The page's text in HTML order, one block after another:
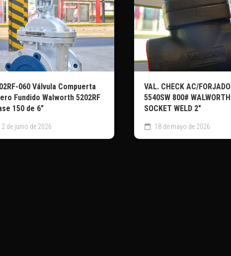
060 Válvula Compuerta
Fundido Walworth 5202RF
150 de 6″
2 de junio de 2026
VAL. CHECK AC/FORJADO
5540SW 800# WALWORTH
SOCKET WELD 2″
18 de mayo de 2026